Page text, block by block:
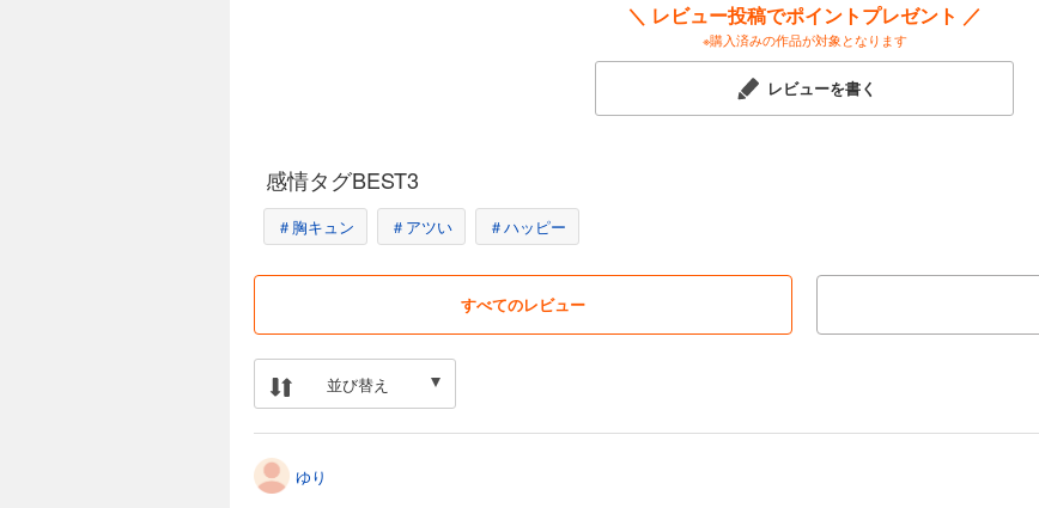
＼ レビュー投稿でポイントプレゼント ／
※購入済みの作品が対象となります
レビューを書く
感情タグBEST3
＃胸キュン ＃アツい ＃ハッピー
すべてのレビュー
並び替え
ゆり